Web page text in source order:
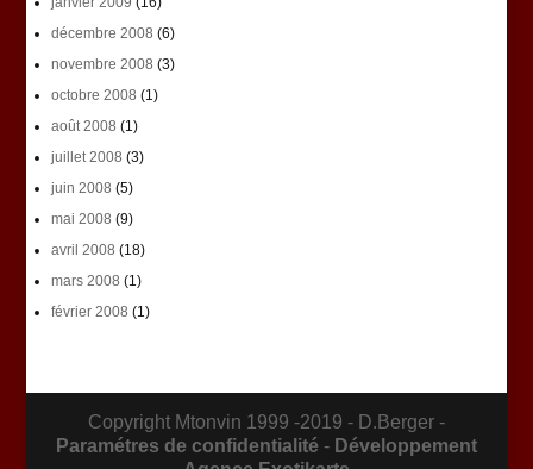
décembre 2008 (6)
novembre 2008 (3)
octobre 2008 (1)
août 2008 (1)
juillet 2008 (3)
juin 2008 (5)
mai 2008 (9)
avril 2008 (18)
mars 2008 (1)
février 2008 (1)
Copyright Mtonvin 1999 -2019 - D.Berger -
Paramétres de confidentialité - Développement